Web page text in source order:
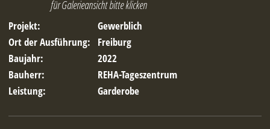
für Galerieansicht bitte klicken
Projekt:
Gewerblich
Ort der Ausführung:
Freiburg
Baujahr:
2022
Bauherr:
REHA-Tageszentrum
Leistung:
Garderobe